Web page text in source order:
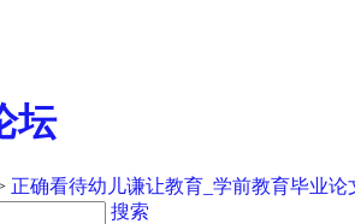
坛
正确看待幼儿谦让教育_学前教育毕业论
搜索